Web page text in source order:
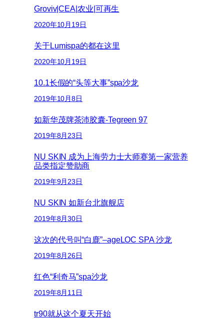
Groviv|CEA|农业|可再生
2020年10月19日
关于Lumispa的都在这里
2020年10月19日
10.1长假的“头等大事”spa沙龙
2019年10月8日
如新华茂牌茶沛胶囊-Tegreen 97
2019年8月23日
NU SKIN 成为上海劳力士大师赛第一家营养
品类指定赞助商
2019年9月23日
NU SKIN 如新台北旗舰店
2019年8月30日
这次的代号叫“白鹿”–ageLOC SPA 沙龙
2019年8月26日
红色“利奇马”spa沙龙
2019年8月11日
tr90就从这个夏天开始